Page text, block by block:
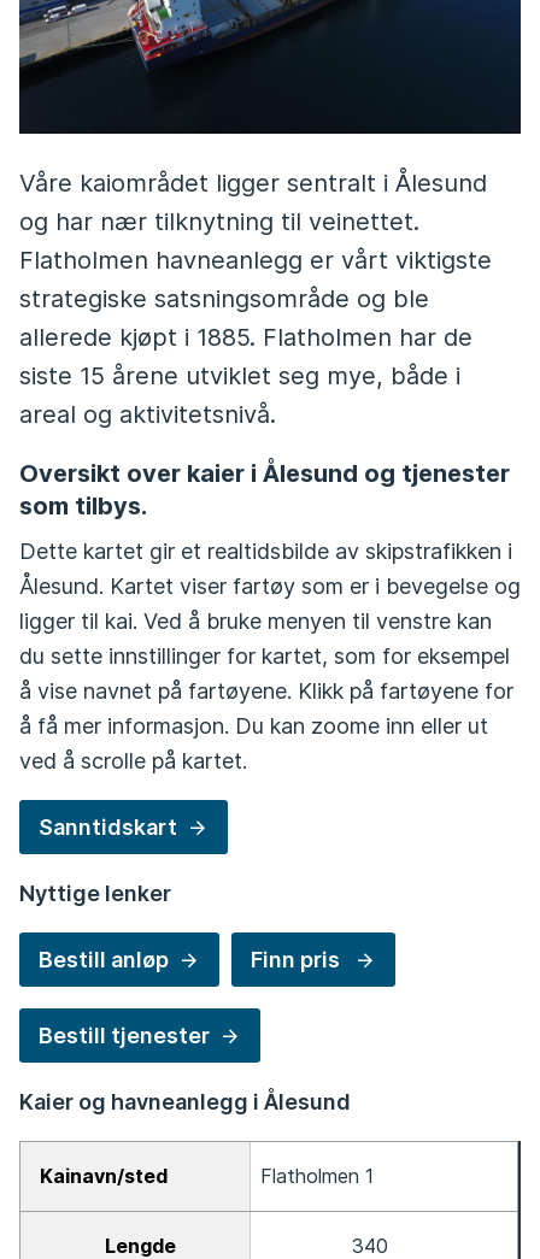
Våre kaiområdet ligger sentralt i Ålesund
og har nær tilknytning til veinettet.
Flatholmen havneanlegg er vårt viktigste
strategiske satsningsområde og ble
allerede kjøpt i 1885. Flatholmen har de
siste 15 årene utviklet seg mye, både i
areal og aktivitetsnivå.
Oversikt over kaier i Ålesund og tjenester
som tilbys.
Dette kartet gir et realtidsbilde av skipstrafikken i
Ålesund. Kartet viser fartøy som er i bevegelse og
ligger til kai. Ved å bruke menyen til venstre kan
du sette innstillinger for kartet, som for eksempel
å vise navnet på fartøyene. Klikk på fartøyene for
å få mer informasjon. Du kan zoome inn eller ut
ved å scrolle på kartet.
Sanntidskart
Nyttige lenker
Bestill anløp Finn pris
Bestill tjenester
Kaier og havneanlegg i Ålesund
Kainavn/sted
Lengde
Flatholmen 1
340